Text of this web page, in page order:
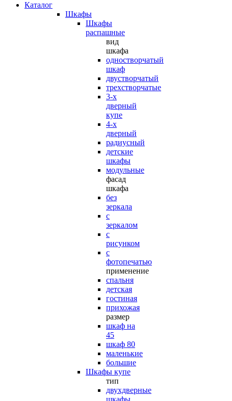
Каталог
Шкафы
Шкафы
распашные
вид
шкафа
одностворчатый
шкаф
двустворчатый
трехстворчатые
3-х
дверный
купе
4-х
дверный
радиусный
детские
шкафы
модульные
фасад
шкафа
без
зеркала
с
зеркалом
с
рисунком
с
фотопечатью
применение
спальня
детская
гостиная
прихожая
размер
шкаф на
45
шкаф 80
маленькие
большие
Шкафы купе
тип
двухдверные
шкафы